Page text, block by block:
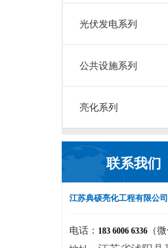
光伏发电系列
公共设施系列
亮化系列
联系我们
江苏典硕亮化工程有限公司
电话： 183 6006 6336 （